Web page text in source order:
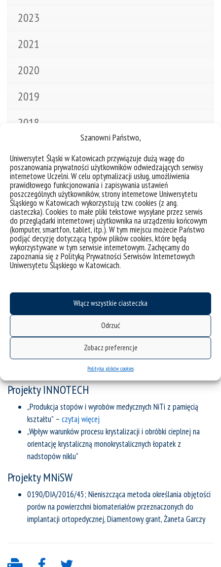
Szanowni Państwo,
Uniwersytet Śląski w Katowicach przywiązuje dużą wagę do
poszanowania prywatności użytkowników odwiedzających serwisy
internetowe Uczelni. W celu optymalizacji usług, umożliwienia
prawidłowego funkcjonowania i zapisywania ustawień
poszczególnych użytkowników, strony internetowe Uniwersytetu
Śląskiego w Katowicach wykorzystują tzw. cookies (z ang.
ciasteczka). Cookies to małe pliki tekstowe wysyłane przez serwis
do przeglądarki internetowej użytkownika na urządzeniu końcowym
(komputer, smartfon, tablet, itp.). W tym miejscu możecie Państwo
podjąć decyzję dotyczącą typów plików cookies, które będą
wykorzystywane w tym serwisie internetowym. Zachęcamy do
zapoznania się z Polityką Prywatności Serwisów Internetowych
Uniwersytetu Śląskiego w Katowicach.
Włącz wszystkie ciasteczka
Odrzuć
Zobacz preferencje
Polityka plików cookies
2023
2021
2020
2019
2018
2016
2013
2012
2011
2007
Projekty INNOTECH
„Produkcja stopów i wyrobów medycznych NiTi z pamięcią
kształtu” – czytaj więcej
„Wpływ warunków procesu krystalizacji i obróbki cieplnej na
orientację krystaliczną monokrystalicznych łopatek z
nadstopów niklu”
Projekty MNiSW
0190/DIA/2016/45; Nieniszcząca metoda określania objętości
porów na powierzchni biomateriałów przeznaczonych do
implantacji ortopedycznej, Diamentowy grant, Żaneta Garczy